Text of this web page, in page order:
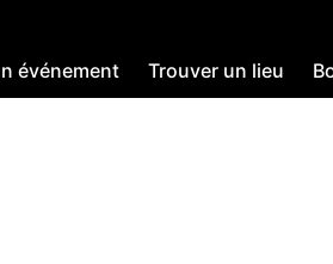
événement Trouver un lieu